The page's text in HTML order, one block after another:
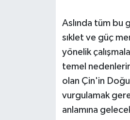
Aslında tüm bu
sıklet ve güç
yönelik
temel
olan Çin'in
vurgulamak
anlamına